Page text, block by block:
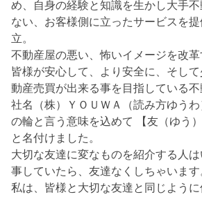
め、自身の経験と知識を生かし大手
ない、お客様側に立ったサービスを
立。
不動産屋の悪い、怖いイメージを改革
皆様が安心して、より安全に、そし
動産売買が出来る事を目指している不
社名（株）ＹＯＵＷＡ（読み方ゆう
の輪と言う意味を込めて 【友（ゆう
と名付けました。
大切な友達に変なものを紹介する人
事していたら、友達なくしちゃいます
私は、皆様と大切な友達と同じように